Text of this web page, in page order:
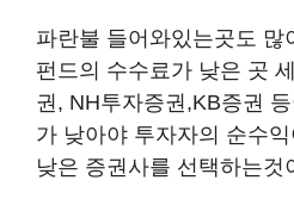
파란불 들어와있는곳도 많
펀드의 수수료가 낮은 곳
권, NH투자증권,KB증권
가 낮아야 투자자의 순수
낮은 증권사를 선택하는것